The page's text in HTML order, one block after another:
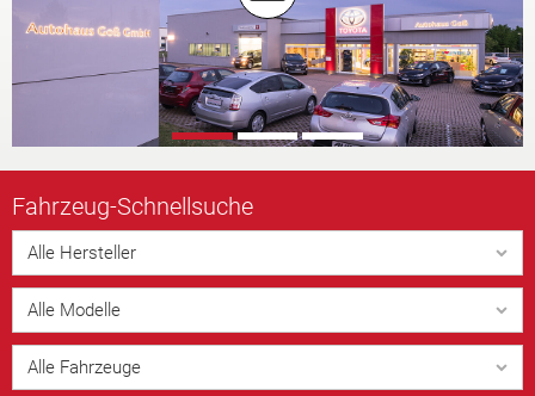
Fahrzeug-Schnellsuche
Alle Hersteller
Alle Modelle
Alle Fahrzeuge